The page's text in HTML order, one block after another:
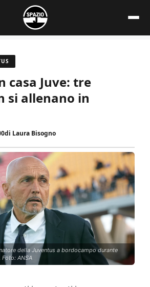
casa Juve: tre
si allenano in
di Laura Bisogno
della Juventus a bordocampo durante
ANSA